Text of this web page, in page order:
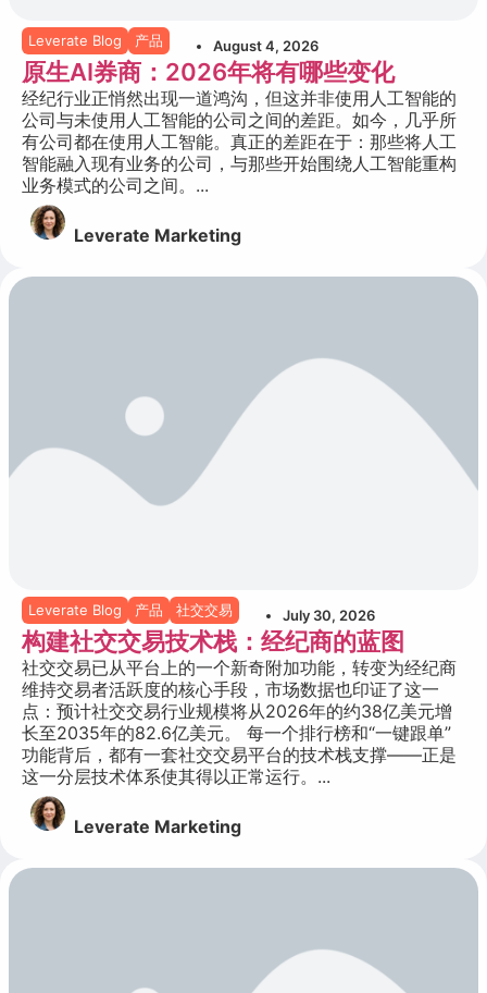
Leverate Blog 产品 August 4, 2026
原生AI券商：2026年将有哪些变化
经纪行业正悄然出现一道鸿沟，但这并非使用人工智能的
公司与未使用人工智能的公司之间的差距。如今，几乎所
有公司都在使用人工智能。真正的差距在于：那些将人工
智能融入现有业务的公司，与那些开始围绕人工智能重构
业务模式的公司之间。...
Leverate Marketing
Leverate Blog 产品 社交交易 July 30, 2026
构建社交交易技术栈：经纪商的蓝图
社交交易已从平台上的一个新奇附加功能，转变为经纪商
维持交易者活跃度的核心手段，市场数据也印证了这一
点：预计社交交易行业规模将从2026年的约38亿美元增
长至2035年的82.6亿美元。 每一个排行榜和“一键跟单”
功能背后，都有一套社交交易平台的技术栈支撑——正是
这一分层技术体系使其得以正常运行。...
Leverate Marketing